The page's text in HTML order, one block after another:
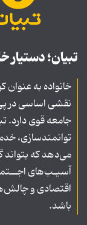
تبیان؛ دستیار
خانواده به
نقشی اساسی در
جامعه قوی دارد.
توانمندسازی،
می‌دهد که
آسیـب‌های
اقتصادی و
باشد.